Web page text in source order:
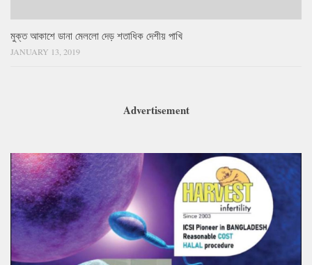
মুক্ত আকাশে ডানা মেললো দেড় শতাধিক দেশীয় পাখি
JANUARY 13, 2019
Advertisement